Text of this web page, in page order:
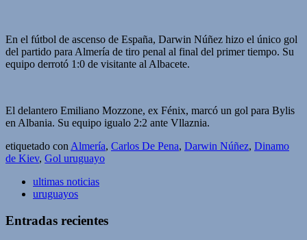
En el fútbol de ascenso de España, Darwin Núñez hizo el único gol
del partido para Almería de tiro penal al final del primer tiempo. Su
equipo derrotó 1:0 de visitante al Albacete.
El delantero Emiliano Mozzone, ex Fénix, marcó un gol para Bylis
en Albania. Su equipo igualo 2:2 ante Vllaznia.
etiquetado con Almería, Carlos De Pena, Darwin Núñez, Dinamo
de Kiev, Gol uruguayo
ultimas noticias
uruguayos
Entradas recientes